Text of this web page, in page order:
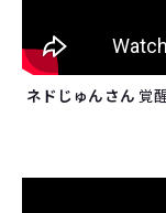
ネドじゅんさん 覚